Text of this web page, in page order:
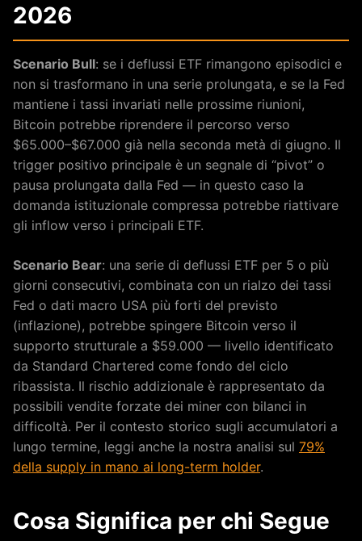
2026
Scenario Bull: se i deflussi ETF rimangono episodici e
non si trasformano in una serie prolungata, e se la Fed
mantiene i tassi invariati nelle prossime riunioni,
Bitcoin potrebbe riprendere il percorso verso
$65.000–$67.000 già nella seconda metà di giugno. Il
trigger positivo principale è un segnale di “pivot” o
pausa prolungata dalla Fed — in questo caso la
domanda istituzionale compressa potrebbe riattivare
gli inflow verso i principali ETF.
Scenario Bear: una serie di deflussi ETF per 5 o più
giorni consecutivi, combinata con un rialzo dei tassi
Fed o dati macro USA più forti del previsto
(inflazione), potrebbe spingere Bitcoin verso il
supporto strutturale a $59.000 — livello identificato
da Standard Chartered come fondo del ciclo
ribassista. Il rischio addizionale è rappresentato da
possibili vendite forzate dei miner con bilanci in
difficoltà. Per il contesto storico sugli accumulatori a
lungo termine, leggi anche la nostra analisi sul 79%
della supply in mano ai long-term holder.
Cosa Significa per chi Segue